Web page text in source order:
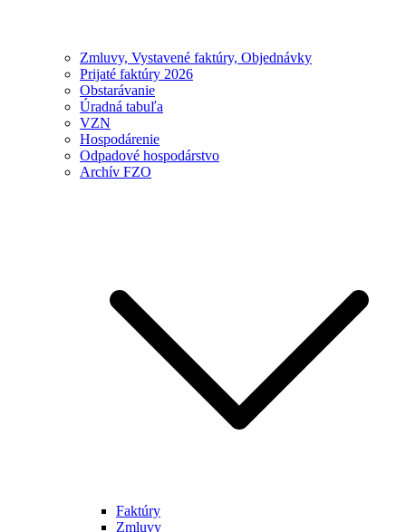
Zmluvy, Vystavené faktúry, Objednávky
Prijaté faktúry 2026
Obstarávanie
Úradná tabuľa
VZN
Hospodárenie
Odpadové hospodárstvo
Archív FZO
Faktúry
Zmluvy